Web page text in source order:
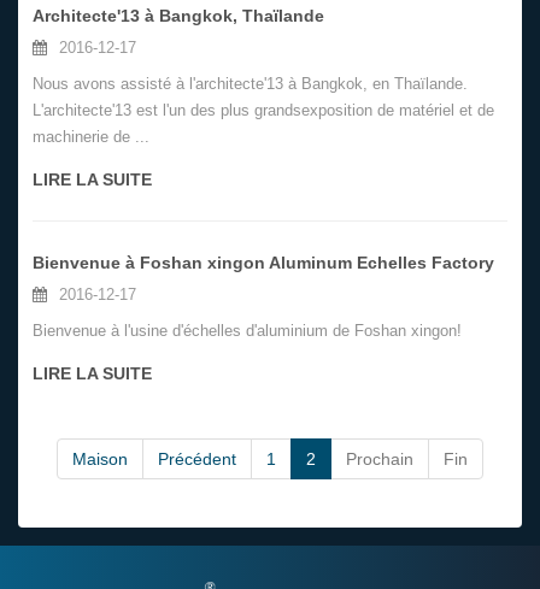
Architecte'13 à Bangkok, Thaïlande
2016-12-17
Nous avons assisté à l'architecte'13 à Bangkok, en Thaïlande.
L'architecte'13 est l'un des plus grandsexposition de matériel et de
machinerie de ...
LIRE LA SUITE
Bienvenue à Foshan xingon Aluminum Echelles Factory
2016-12-17
Bienvenue à l'usine d'échelles d'aluminium de Foshan xingon!
LIRE LA SUITE
Maison Précédent 1 2 Prochain Fin